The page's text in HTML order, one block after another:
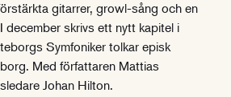
gitarrer, growl-sång och en
december skrivs ett nytt kapitel i
Symfoniker tolkar episk
Med författaren Mattias
Johan Hilton.